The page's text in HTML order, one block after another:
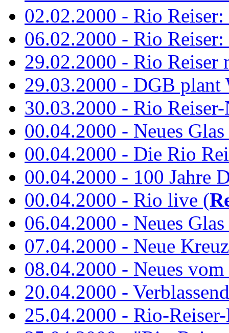
02.02.2000 - Rio
06.02.2000 - Rio
29.02.2000 - Rio Reiser
29.03.2000 - DGB plant
30.03.2000 - Rio
00.04.2000 - Neues
00.04.2000 - Die Rio
00.04.2000 - 100 Jahre
00.04.2000 - Rio live (
06.04.2000 - Neues
07.04.2000 - Neue
08.04.2000 - Neues
20.04.2000 -
25.04.2000 - Rio-